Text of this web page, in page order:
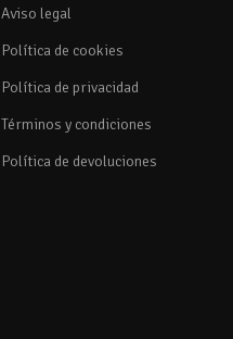
Aviso legal
Política de cookies
Política de privacidad
Términos y condiciones
Política de devoluciones